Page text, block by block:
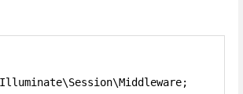
Illuminate\Session\Middleware;